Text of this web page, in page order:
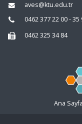
aves@ktu.edu.tr
0462 377 22 00 - 35
0462 325 34 84
Ana Sayfa